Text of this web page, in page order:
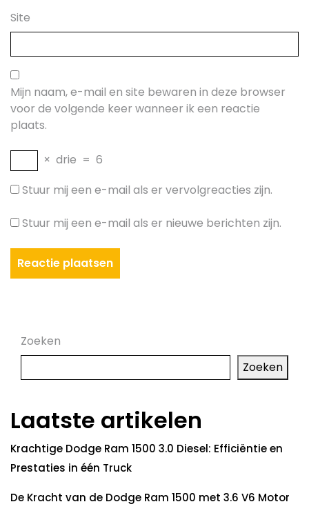
Site
Mijn naam, e-mail en site bewaren in deze browser
voor de volgende keer wanneer ik een reactie
plaats.
× drie = 6
Stuur mij een e-mail als er vervolgreacties zijn.
Stuur mij een e-mail als er nieuwe berichten zijn.
Zoeken
Zoeken
Laatste artikelen
Krachtige Dodge Ram 1500 3.0 Diesel: Efficiëntie en
Prestaties in één Truck
De Kracht van de Dodge Ram 1500 met 3.6 V6 Motor